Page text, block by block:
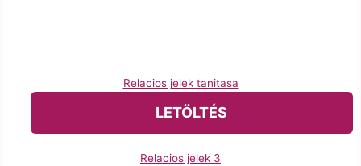
Relacios jelek tanitasa
LETÖLTÉS
Relacios jelek 3